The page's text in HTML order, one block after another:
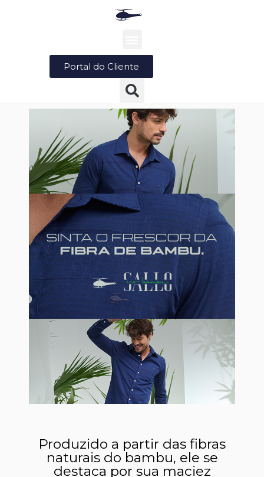
Portal do Cliente
Produzido a partir das fibras
naturais do bambu, ele se
destaca por sua maciez